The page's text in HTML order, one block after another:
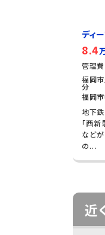
ディ
8.4
管理
福岡
分
福岡
地下
「西新
など
の...
近